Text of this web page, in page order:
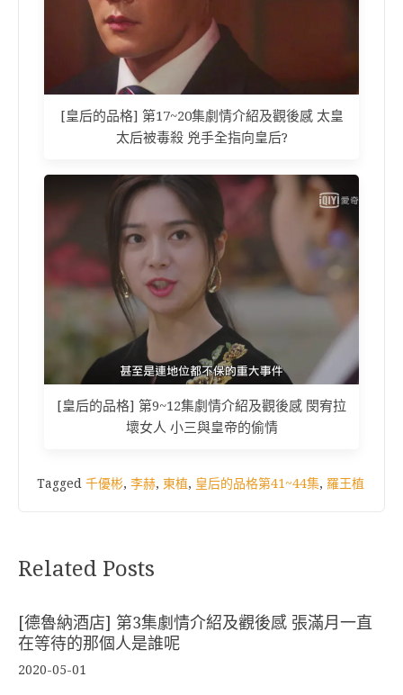
[皇后的品格] 第17~20集劇情介紹及觀後感 太皇
太后被毒殺 兇手全指向皇后?
[皇后的品格] 第9~12集劇情介紹及觀後感 閔宥拉
壞女人 小三與皇帝的偷情
Tagged 千優彬, 李赫, 東植, 皇后的品格第41~44集, 羅王植
Related Posts
[德魯納酒店] 第3集劇情介紹及觀後感 張滿月一直
在等待的那個人是誰呢
2020-05-01